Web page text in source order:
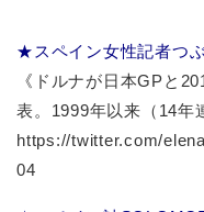
★スペイン女性記者つ
《ドルナが日本GPと
表。1999年以来（14年
https://twitter.com/
04